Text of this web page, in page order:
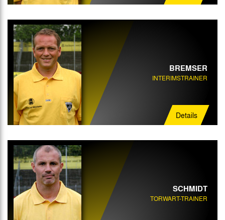
BREMSER
INTERIMSTRAINER
Details
SCHMIDT
TORWART-TRAINER